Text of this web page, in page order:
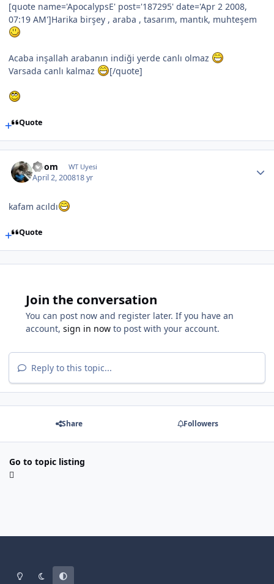
[quote name='ApocalypsE' post='187295' date='Apr 2 2008,
07:19 AM']Harika birşey , araba , tasarım, mantık, muhteşem
Acaba inşallah arabanın indiği yerde canlı olmaz
Varsada canlı kalmaz
[/quote]
Quote
Doom WT Uyesi
April 2, 200818 yr
kafam acıldı
Quote
Join the conversation
You can post now and register later. If you have an
account, sign in now to post with your account.
Reply to this topic...
Share Followers
Go to topic listing
Light ModeDark ModeSystem Preference